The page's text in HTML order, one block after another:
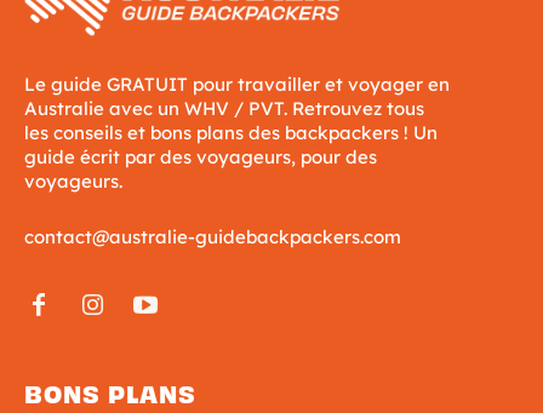
Le guide GRATUIT pour travailler et voyager en
Australie avec un WHV / PVT. Retrouvez tous
les conseils et bons plans des backpackers ! Un
guide écrit par des voyageurs, pour des
voyageurs.
contact@australie-guidebackpackers.com
BONS PLANS